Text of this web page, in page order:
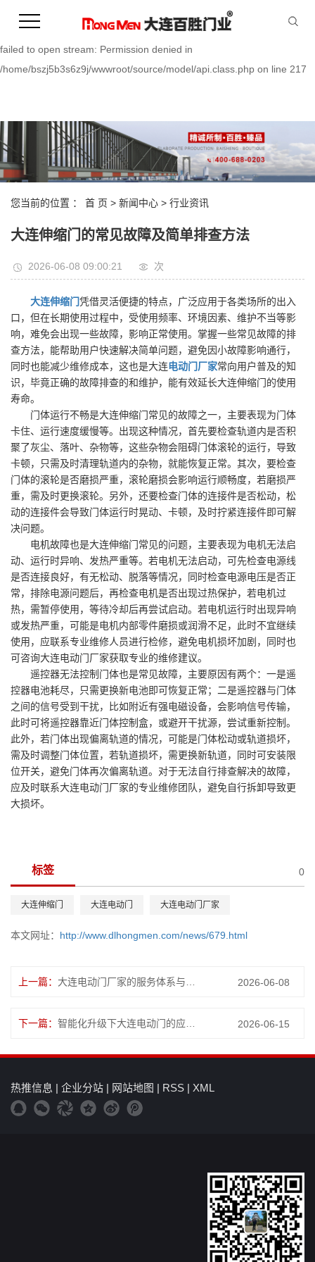
file_put_contents(/home/bszj5b3s6z9j/wwwroot/source/cache/
failed to open stream: Permission denied in
/home/bszj5b3s6z9j/wwwroot/source/model/api.class.php on line 217
您当前的位置 ： 首 页 > 新闻中心 > 行业资讯
大连伸缩门的常见故障及简单排查方法
2026-06-08 09:00:21 次
大连伸缩门凭借灵活便捷的特点，广泛应用于各类场所的出入
口，但在长期使用过程中，受使用频率、环境因素、维护不当等影
响，难免会出现一些故障，影响正常使用。掌握一些常见故障的排
查方法，能帮助用户快速解决简单问题，避免因小故障影响通行，
同时也能减少维修成本，这也是大连电动门厂家常向用户普及的知
识，毕竟正确的故障排查的和维护，能有效延长大连伸缩门的使用
寿命。
门体运行不畅是大连伸缩门常见的故障之一，主要表现为门体
卡住、运行速度缓慢等。出现这种情况，首先要检查轨道内是否积
聚了灰尘、落叶、杂物等，这些杂物会阻碍门体滚轮的运行，导致
卡顿，只需及时清理轨道内的杂物，就能恢复正常。其次，要检查
门体的滚轮是否磨损严重，滚轮磨损会影响运行顺畅度，若磨损严
重，需及时更换滚轮。另外，还要检查门体的连接件是否松动，松
动的连接件会导致门体运行时晃动、卡顿，及时拧紧连接件即可解
决问题。
电机故障也是大连伸缩门常见的问题，主要表现为电机无法启
动、运行时异响、发热严重等。若电机无法启动，可先检查电源线
是否连接良好，有无松动、脱落等情况，同时检查电源电压是否正
常，排除电源问题后，再检查电机是否出现过热保护，若电机过
热，需暂停使用，等待冷却后再尝试启动。若电机运行时出现异响
或发热严重，可能是电机内部零件磨损或润滑不足，此时不宜继续
使用，应联系专业维修人员进行检修，避免电机损坏加剧，同时也
可咨询大连电动门厂家获取专业的维修建议。
遥控器无法控制门体也是常见故障，主要原因有两个：一是遥
控器电池耗尽，只需更换新电池即可恢复正常；二是遥控器与门体
之间的信号受到干扰，比如附近有强电磁设备，会影响信号传输，
此时可将遥控器靠近门体控制盒，或避开干扰源，尝试重新控制。
此外，若门体出现偏离轨道的情况，可能是门体松动或轨道损坏，
需及时调整门体位置，若轨道损坏，需更换新轨道，同时可安装限
位开关，避免门体再次偏离轨道。对于无法自行排查解决的故障，
应及时联系大连电动门厂家的专业维修团队，避免自行拆卸导致更
大损坏。
标签 0
大连伸缩门 大连电动门 大连电动门厂家
本文网址： http://www.dlhongmen.com/news/679.html
上一篇： 2026-06-08
下一篇： 2026-06-15
热推信息 | 企业分站 | 网站地图 | RSS | XML